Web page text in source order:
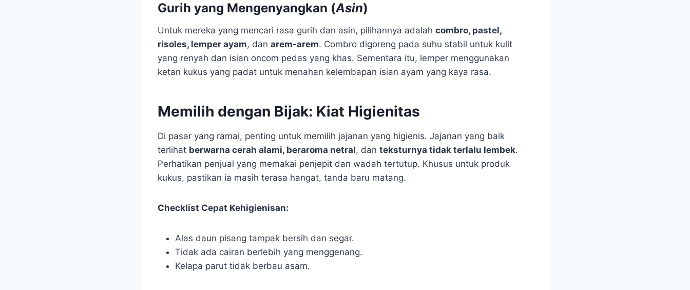
Gurih yang Mengenyangkan (Asin)
Untuk mereka yang mencari rasa gurih dan asin, pilihannya adalah combro, pastel,
risoles, lemper ayam, dan arem-arem. Combro digoreng pada suhu stabil untuk kulit
yang renyah dan isian oncom pedas yang khas. Sementara itu, lemper menggunakan
ketan kukus yang padat untuk menahan kelembapan isian ayam yang kaya rasa.
Memilih dengan Bijak: Kiat Higienitas
Di pasar yang ramai, penting untuk memilih jajanan yang higienis. Jajanan yang baik
terlihat berwarna cerah alami, beraroma netral, dan teksturnya tidak terlalu lembek.
Perhatikan penjual yang memakai penjepit dan wadah tertutup. Khusus untuk produk
kukus, pastikan ia masih terasa hangat, tanda baru matang.
Checklist Cepat Kehigienisan:
Alas daun pisang tampak bersih dan segar.
Tidak ada cairan berlebih yang menggenang.
Kelapa parut tidak berbau asam.